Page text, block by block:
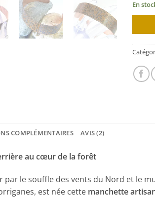
En
COMPLÉMENTAIRES AVIS (2)
au cœur de la forêt
par le souffle des vents du Nord et le
est née cette manchette